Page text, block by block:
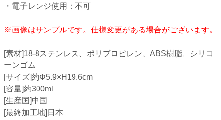
・電子レンジ使用：不可
※画像はサンプルです。仕様変更がある場合がございます。
[素材]18-8ステンレス、ポリプロピレン、ABS樹脂、シリコ
ーンゴム
[サイズ]約Φ5.9×H19.6cm
[容量]約300ml
[生産国]中国
[最終加工地]日本